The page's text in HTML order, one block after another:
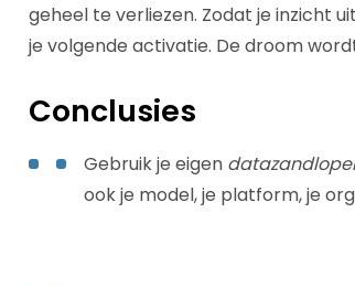
geheel te verliezen. Zodat je inzicht
je volgende activatie. De droom
Conclusies
Gebruik je eigen
ook je model, je platform, je